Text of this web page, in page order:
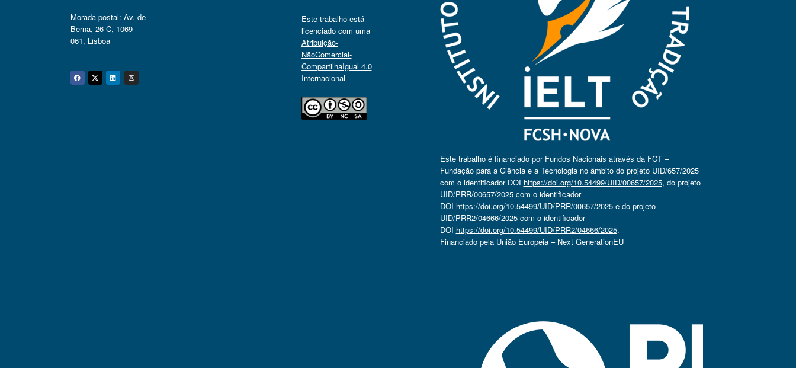
Morada postal: Av. de
Berna, 26 C, 1069-
061, Lisboa
Facebook
Twitter
Linkedin
Instagram
Este trabalho está
licenciado com uma
Atribuição-
NãoComercial-
CompartilhaIgual 4.0
Internacional
Este trabalho é financiado por Fundos Nacionais através da FCT –
Fundação para a Ciência e a Tecnologia no âmbito do projeto UID/657/2025
com o identificador DOI https://doi.org/10.54499/UID/00657/2025, do projeto
UID/PRR/00657/2025 com o identificador
DOI https://doi.org/10.54499/UID/PRR/00657/2025e do projeto
UID/PRR2/04666/2025 com o identificador
DOI https://doi.org/10.54499/UID/PRR2/04666/2025.
Financiado pela União Europeia – Next GenerationEU